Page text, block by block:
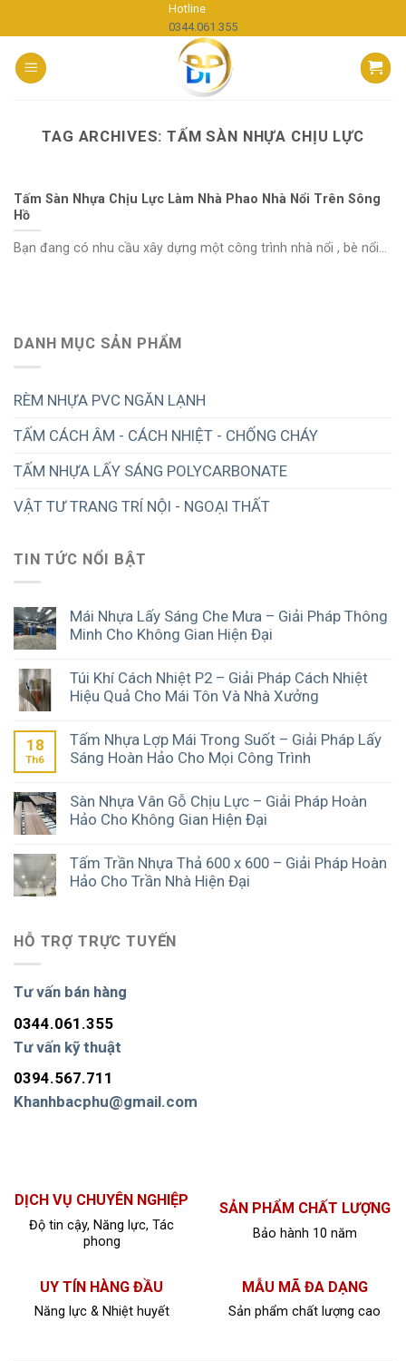
to
content
Hotline
0344.061.355
TAG ARCHIVES:TẤM SÀN NHỰA CHỊU LỰC
DANH MỤC SẢN PHẨM
RÈM NHỰA PVC NGĂN LẠNH
TẤM CÁCH ÂM - CÁCH NHIỆT - CHỐNG CHÁY
TẤM NHỰA LẤY SÁNG POLYCARBONATE
VẬT TƯ TRANG TRÍ NỘI - NGOẠI THẤT
TIN TỨC NỔI BẬT
Mái Nhựa Lấy Sáng Che Mưa – Giải Pháp Thông
Minh Cho Không Gian Hiện Đại
Túi Khí Cách Nhiệt P2 – Giải Pháp Cách Nhiệt
Hiệu Quả Cho Mái Tôn Và Nhà Xưởng
18
Th6
Tấm Nhựa Lợp Mái Trong Suốt – Giải Pháp Lấy
Sáng Hoàn Hảo Cho Mọi Công Trình
Sàn Nhựa Vân Gỗ Chịu Lực – Giải Pháp Hoàn
Hảo Cho Không Gian Hiện Đại
Tấm Trần Nhựa Thả 600 x 600 – Giải Pháp Hoàn
Hảo Cho Trần Nhà Hiện Đại
HỖ TRỢ TRỰC TUYẾN
Tư vấn bán hàng
0344.061.355
Tư vấn kỹ thuật
0394.567.711
Khanhbacphu@gmail.com
Tấm Sàn Nhựa Chịu Lực Làm Nhà Phao Nhà Nổi Trên Sông
Hồ
Bạn đang có nhu cầu xây dựng một công trình nhà nổi , bè nổi...
DỊCH VỤ CHUYÊN NGHIỆP
Độ tin cậy, Năng lực, Tác
phong
SẢN PHẨM CHẤT LƯỢNG
Bảo hành 10 năm
UY TÍN HÀNG ĐẦU
Năng lực & Nhiệt huyết
MẪU MÃ ĐA DẠNG
Sản phẩm chất lượng cao